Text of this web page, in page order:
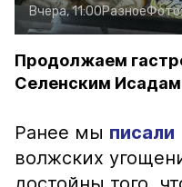
Вчера, 11:00Разное
Продолжаем
Селенским Исадам
Ранее мы писали
волжских